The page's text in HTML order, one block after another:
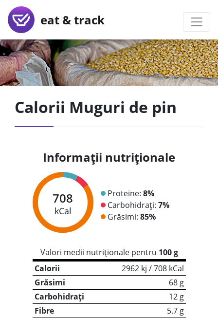
eat & track
Calorii Muguri de pin
Informații nutriționale
708
kCal
Proteine: 8%
Carbohidrați: 7%
Grăsimi: 85%
Valori medii nutriționale pentru 100 g
Calorii
2962 kj / 708 kCal
Grăsimi
68 g
Carbohidrați
12 g
Fibre
5.7 g